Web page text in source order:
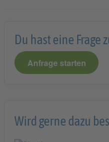
Du hast eine Frage
Anfrage starten
Wird gerne dazu